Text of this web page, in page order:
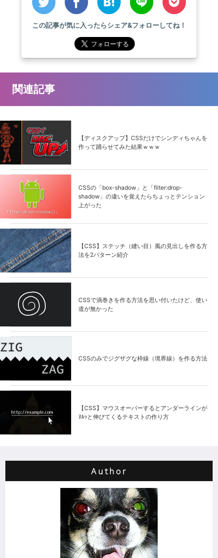
この記事が気に入ったらシェア&フォローしてね！
関連記事
【ディスクアップ】CSSだけでシンディちゃんを
作って踊らせてみた結果ｗｗｗ
CSSの「box-shadow」と「filter:drop-
shadow」の違いを覚えたらちょっとテンション
上がった
【CSS】ステッチ（縫い目）風の見出しを作る方
法を2パターン紹介
CSSで渦巻きを作る方法を思い付いたけど、使い
道が無かった
CSSのみでジグザグな枠線（境界線）を作る方法
【CSS】マウスオーバーするとアンダーラインが
ﾇﾙｯと伸びてくるテキストの作り方
Author